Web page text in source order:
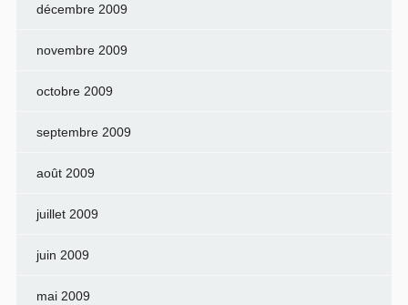
décembre 2009
novembre 2009
octobre 2009
septembre 2009
août 2009
juillet 2009
juin 2009
mai 2009